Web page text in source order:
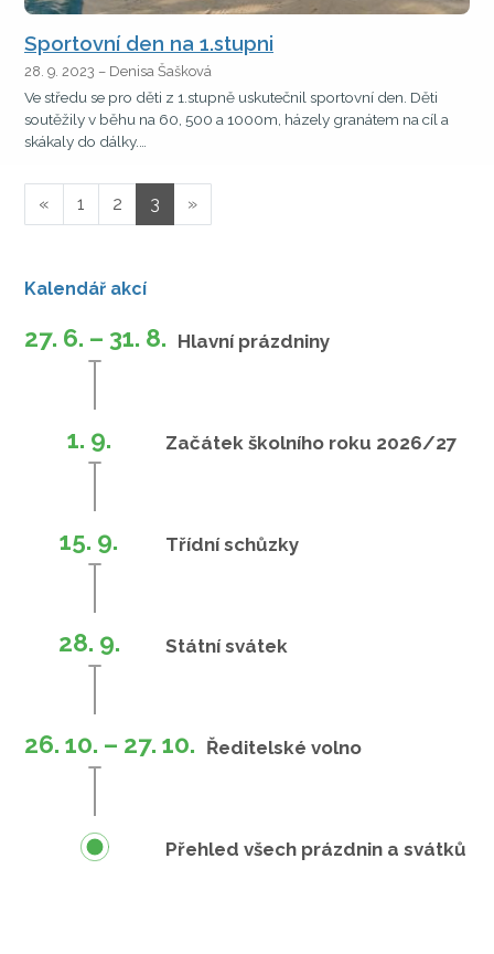
Sportovní den na 1.stupni
28. 9. 2023 – Denisa Šašková
Ve středu se pro děti z 1.stupně uskutečnil sportovní den. Děti
soutěžily v běhu na 60, 500 a 1000m, házely granátem na cíl a
skákaly do dálky.…
« 1 2 3 »
Kalendář akcí
27. 6. – 31. 8. Hlavní prázdniny
1. 9. Začátek školního roku 2026/27
15. 9. Třídní schůzky
28. 9. Státní svátek
26. 10. – 27. 10. Ředitelské volno
Přehled všech prázdnin a svátků